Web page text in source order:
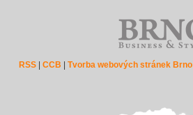
RSS |CCB |Tvorba webových stránek Brno